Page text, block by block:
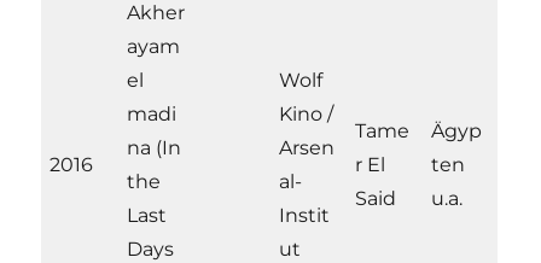
2016
Akher
ayam
el
madi
na (In
the
Last
Days
Wolf
Kino /
Arsen
al-
Instit
ut
Tame
r El
Said
Ägyp
ten
u.a.